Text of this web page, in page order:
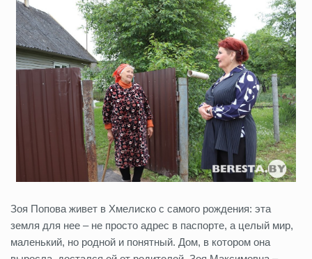
Зоя Попова живет в Хмелиско с самого рождения: эта
земля для нее – не просто адрес в паспорте, а целый мир,
маленький, но родной и понятный. Дом, в котором она